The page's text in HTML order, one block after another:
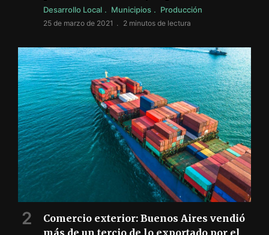
Desarrollo Local Municipios Producción
25 de marzo de 2021 2 minutos de lectura
Comercio exterior: Buenos Aires vendió